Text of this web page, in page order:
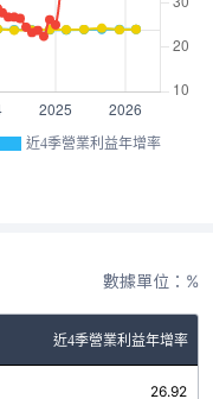
近4季營業利益年增率
數據單位：%
近4季營業利益年增率
26.92